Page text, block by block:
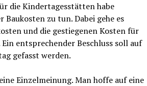
die Kindertagesstätten habe
zu tun. Dabei gehe es
und die gestiegenen Kosten für
entsprechender Beschluss soll auf
gefasst werden.
Einzelmeinung. Man hoffe auf eine